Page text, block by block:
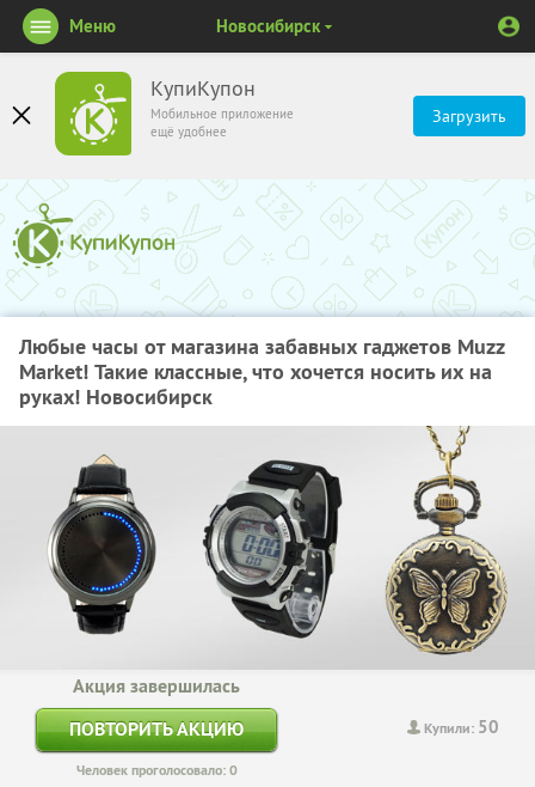
КупиКупон
Мобильное приложение
ещё удобнее
Загрузить
Меню Новосибирск
Любые часы от магазина забавных гаджетов Muzz
Market! Такие классные, что хочется носить их на
руках! Новосибирск
Купили: 50
Акция завершилась
ПОВТОРИТЬ АКЦИЮ
Человек проголосовало: 0